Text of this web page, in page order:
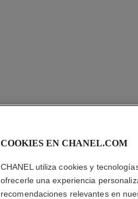
COOKIES EN CHANEL.COM
CHANEL utiliza cookies y
ofrecerle una experiencia
recomendaciones relevantes en